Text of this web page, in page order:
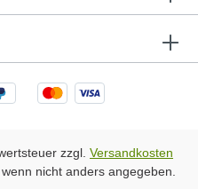
zzgl. Versandkosten
nicht anders angegeben.